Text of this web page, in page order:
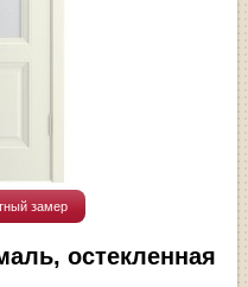
замер
остекленная